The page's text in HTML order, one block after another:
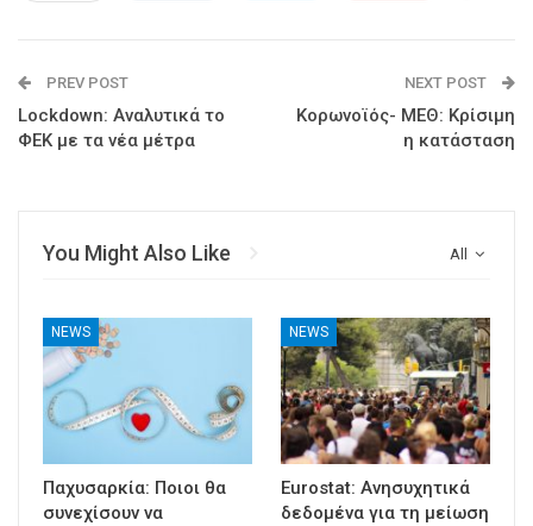
PREV POST
Lockdown: Αναλυτικά το
ΦΕΚ με τα νέα μέτρα
NEXT POST
Κορωνοϊός- ΜΕΘ: Κρίσιμη
η κατάσταση
All
You Might Also Like
NEWS
Παχυσαρκία: Ποιοι θα
συνεχίσουν να
NEWS
Eurostat: Ανησυχητικά
δεδομένα για τη μείωση